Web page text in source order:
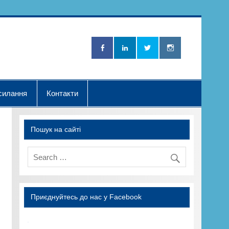
Хвилька"
Контакти
Пошук на сайті
Приєднуйтесь до нас у Facebook